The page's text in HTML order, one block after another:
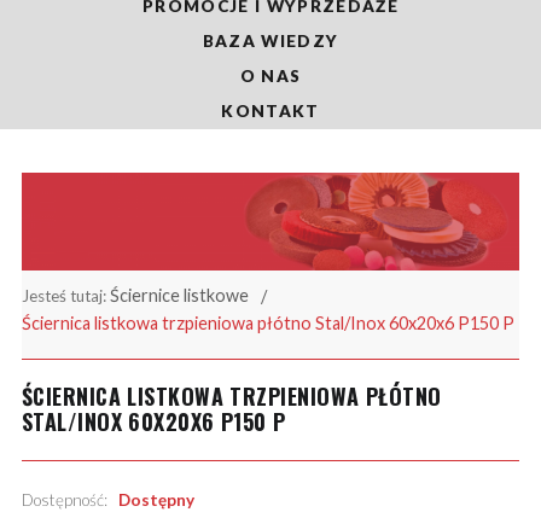
PROMOCJE I WYPRZEDAŻE
BAZA WIEDZY
O NAS
KONTAKT
Jesteś tutaj:Ściernice listkowe
Ściernica listkowa trzpieniowa płótno Stal/Inox 60x20x6 P150 P
ŚCIERNICA LISTKOWA TRZPIENIOWA PŁÓTNO
STAL/INOX 60X20X6 P150 P
Dostępność: Dostępny